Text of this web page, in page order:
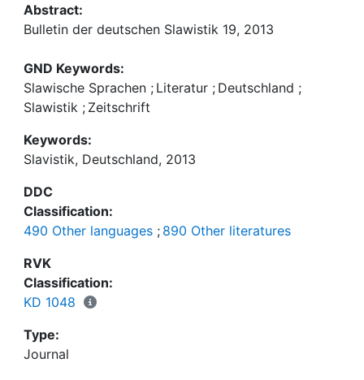
Abstract:
Bulletin der deutschen Slawistik 19, 2013
GND Keywords:
Slawische Sprachen ; Literatur ; Deutschland ;
Slawistik ; Zeitschrift
Keywords:
Slavistik, Deutschland, 2013
DDC
Classification:
490 Other languages ; 890 Other literatures
RVK
Classification:
KD 1048
Type:
Journal